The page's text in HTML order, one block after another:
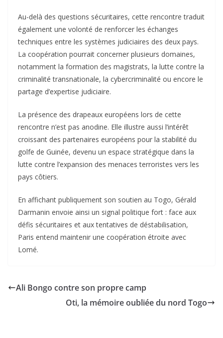
Au-delà des questions sécuritaires, cette rencontre traduit
également une volonté de renforcer les échanges
techniques entre les systèmes judiciaires des deux pays.
La coopération pourrait concerner plusieurs domaines,
notamment la formation des magistrats, la lutte contre la
criminalité transnationale, la cybercriminalité ou encore le
partage d’expertise judiciaire.
La présence des drapeaux européens lors de cette
rencontre n’est pas anodine. Elle illustre aussi l’intérêt
croissant des partenaires européens pour la stabilité du
golfe de Guinée, devenu un espace stratégique dans la
lutte contre l’expansion des menaces terroristes vers les
pays côtiers.
En affichant publiquement son soutien au Togo, Gérald
Darmanin envoie ainsi un signal politique fort : face aux
défis sécuritaires et aux tentatives de déstabilisation,
Paris entend maintenir une coopération étroite avec
Lomé.
Ali Bongo contre son propre camp
Oti, la mémoire oubliée du nord Togo